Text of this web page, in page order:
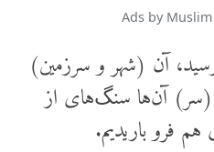
Ads by
آن (شهر و سرزمین)
(سر) آن‌ها سنگ‌های از
فرو باریدیم.